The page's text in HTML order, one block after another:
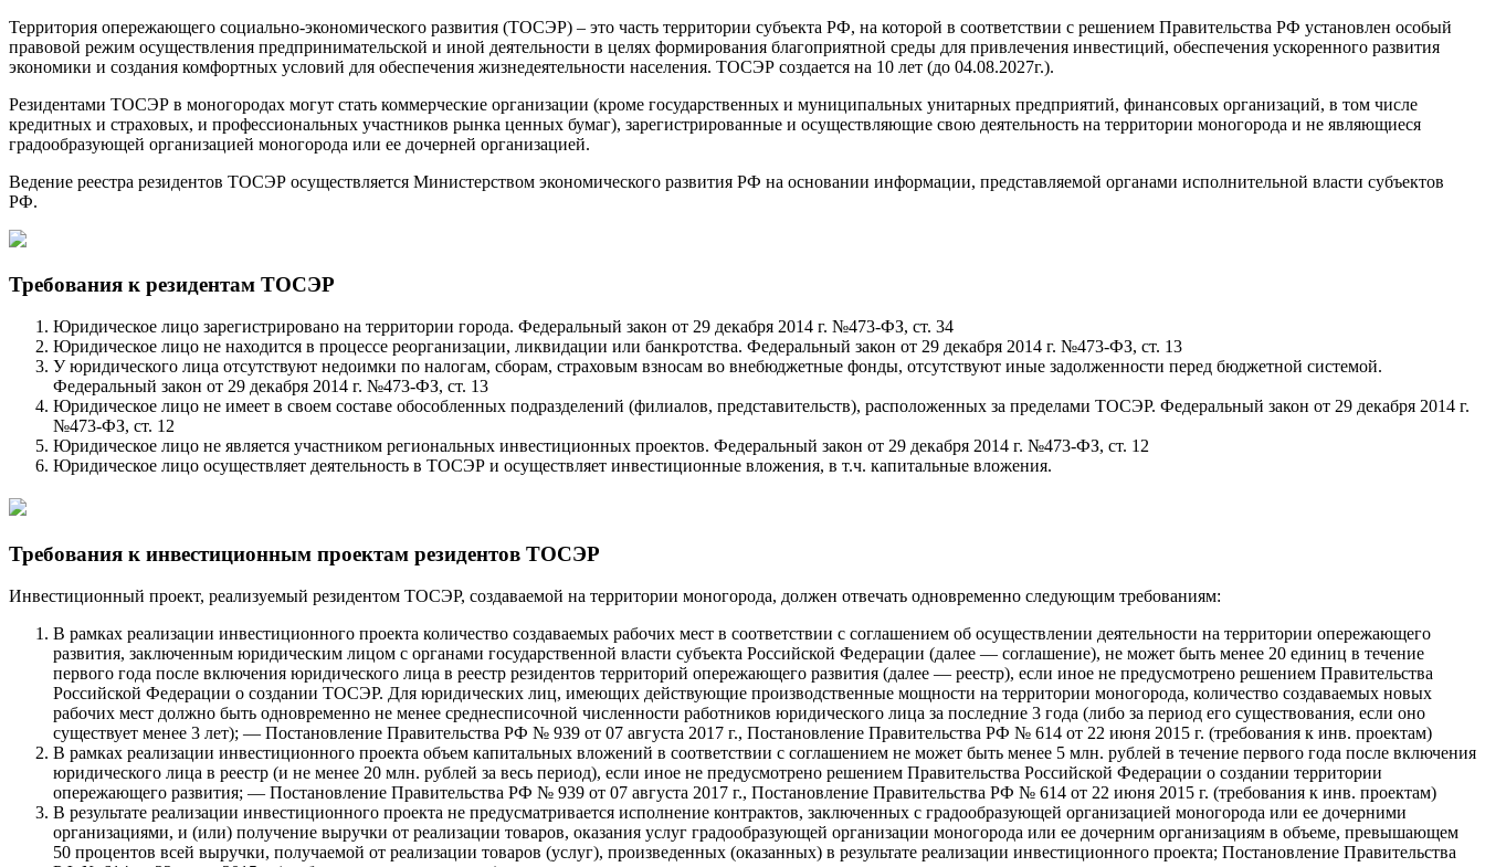
Территория опережающего социально-экономического развития (ТОСЭР) – это часть территории субъекта РФ, на которой в соответствии с решением Правительства РФ установлен особый
правовой режим осуществления предпринимательской и иной деятельности в целях формирования благоприятной среды для привлечения инвестиций, обеспечения ускоренного развития
экономики и создания комфортных условий для обеспечения жизнедеятельности населения. ТОСЭР создается на 10 лет (до 04.08.2027г.).
Резидентами ТОСЭР в моногородах могут стать коммерческие организации (кроме государственных и муниципальных унитарных предприятий, финансовых организаций, в том числе
кредитных и страховых, и профессиональных участников рынка ценных бумаг), зарегистрированные и осуществляющие свою деятельность на территории моногорода и не являющиеся
градообразующей организацией моногорода или ее дочерней организацией.
Ведение реестра резидентов ТОСЭР осуществляется Министерством экономического развития РФ на основании информации, представляемой органами исполнительной власти субъектов
РФ.
Требования к резидентам ТОСЭР
Юридическое лицо зарегистрировано на территории города. Федеральный закон от 29 декабря 2014 г. №473-ФЗ, ст. 34
Юридическое лицо не находится в процессе реорганизации, ликвидации или банкротства. Федеральный закон от 29 декабря 2014 г. №473-ФЗ, ст. 13
У юридического лица отсутствуют недоимки по налогам, сборам, страховым взносам во внебюджетные фонды, отсутствуют иные задолженности перед бюджетной системой.
Федеральный закон от 29 декабря 2014 г. №473-ФЗ, ст. 13
Юридическое лицо не имеет в своем составе обособленных подразделений (филиалов, представительств), расположенных за пределами ТОСЭР. Федеральный закон от 29 декабря 2014 г.
№473-ФЗ, ст. 12
Юридическое лицо не является участником региональных инвестиционных проектов. Федеральный закон от 29 декабря 2014 г. №473-ФЗ, ст. 12
Юридическое лицо осуществляет деятельность в ТОСЭР и осуществляет инвестиционные вложения, в т.ч. капитальные вложения.
Требования к инвестиционным проектам резидентов ТОСЭР
Инвестиционный проект, реализуемый резидентом ТОСЭР, создаваемой на территории моногорода, должен отвечать одновременно следующим требованиям:
В рамках реализации инвестиционного проекта количество создаваемых рабочих мест в соответствии с соглашением об осуществлении деятельности на территории опережающего
развития, заключенным юридическим лицом с органами государственной власти субъекта Российской Федерации (далее — соглашение), не может быть менее 20 единиц в течение
первого года после включения юридического лица в реестр резидентов территорий опережающего развития (далее — реестр), если иное не предусмотрено решением Правительства
Российской Федерации о создании ТОСЭР. Для юридических лиц, имеющих действующие производственные мощности на территории моногорода, количество создаваемых новых
рабочих мест должно быть одновременно не менее среднесписочной численности работников юридического лица за последние 3 года (либо за период его существования, если оно
существует менее 3 лет); — Постановление Правительства РФ № 939 от 07 августа 2017 г., Постановление Правительства РФ № 614 от 22 июня 2015 г. (требования к инв. проектам)
В рамках реализации инвестиционного проекта объем капитальных вложений в соответствии с соглашением не может быть менее 5 млн. рублей в течение первого года после включения
юридического лица в реестр (и не менее 20 млн. рублей за весь период), если иное не предусмотрено решением Правительства Российской Федерации о создании территории
опережающего развития; — Постановление Правительства РФ № 939 от 07 августа 2017 г., Постановление Правительства РФ № 614 от 22 июня 2015 г. (требования к инв. проектам)
В результате реализации инвестиционного проекта не предусматривается исполнение контрактов, заключенных с градообразующей организацией моногорода или ее дочерними
организациями, и (или) получение выручки от реализации товаров, оказания услуг градообразующей организации моногорода или ее дочерним организациям в объеме, превышающем
50 процентов всей выручки, получаемой от реализации товаров (услуг), произведенных (оказанных) в результате реализации инвестиционного проекта; Постановление Правительства